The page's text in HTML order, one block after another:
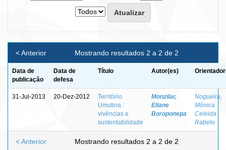
Mostrando resultados 2 a 2 de 2
< Anterior
Data de
publicação
Data de
defesa
Título Autor(es)
31-Jul-2013 20-Dez-2012
Território
Umutina :
vivências e
sustentabilidade
Monzilar,
Eliane
Boroponepa
Nogueira,
Mônica
Celeida
Rabelo
Mostrando resultados 2 a 2 de 2
< Anterior